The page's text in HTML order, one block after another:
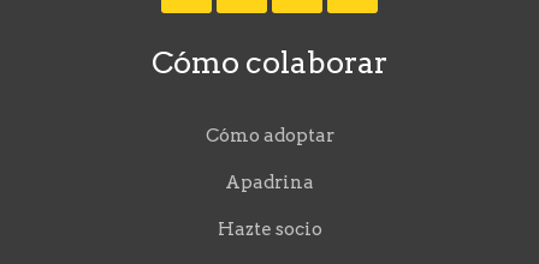
Cómo colaborar
Cómo adoptar
Apadrina
Hazte socio